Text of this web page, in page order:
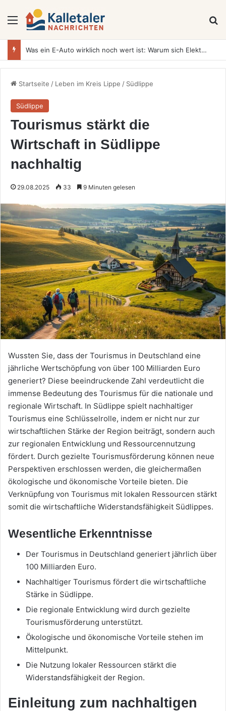
Menü
Was ein E-Auto wirklich noch wert ist: Warum sich Elektrofahrzeuge bei der Wertermittlung anders verhalten als Verbrenner
Startseite / Leben im Kreis Lippe / Südlippe
Südlippe
Tourismus stärkt die
Wirtschaft in Südlippe
nachhaltig
29.08.2025 33 9 Minuten gelesen
Wussten Sie, dass der Tourismus in Deutschland eine
jährliche Wertschöpfung von über 100 Milliarden Euro
generiert? Diese beeindruckende Zahl verdeutlicht die
immense Bedeutung des Tourismus für die nationale und
regionale Wirtschaft. In Südlippe spielt nachhaltiger
Tourismus eine Schlüsselrolle, indem er nicht nur zur
wirtschaftlichen Stärke der Region beiträgt, sondern auch
zur regionalen Entwicklung und Ressourcennutzung
fördert. Durch gezielte Tourismusförderung können neue
Perspektiven erschlossen werden, die gleichermaßen
ökologische und ökonomische Vorteile bieten. Die
Verknüpfung von Tourismus mit lokalen Ressourcen stärkt
somit die wirtschaftliche Widerstandsfähigkeit Südlippes.
Wesentliche Erkenntnisse
Der Tourismus in Deutschland generiert jährlich über
100 Milliarden Euro.
Nachhaltiger Tourismus fördert die wirtschaftliche
Stärke in Südlippe.
Die regionale Entwicklung wird durch gezielte
Tourismusförderung unterstützt.
Ökologische und ökonomische Vorteile stehen im
Mittelpunkt.
Die Nutzung lokaler Ressourcen stärkt die
Widerstandsfähigkeit der Region.
Einleitung zum nachhaltigen